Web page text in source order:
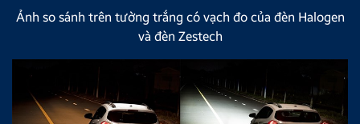
Ảnh so sánh trên tường trắng có vạch đo của đèn Halogen
và đèn Zestech